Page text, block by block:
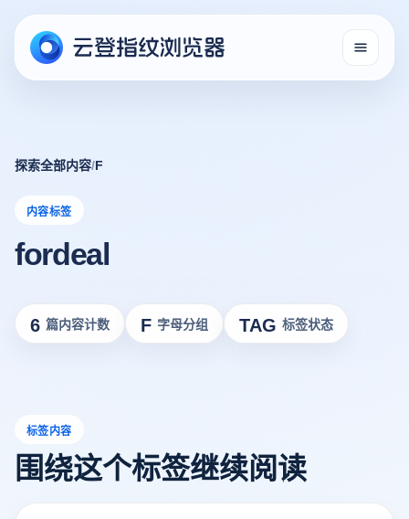
探索全部内容/F
内容标签
fordeal
6 篇内容计数 F 字母分组 TAG 标签状态
标签内容
围绕这个标签继续阅读